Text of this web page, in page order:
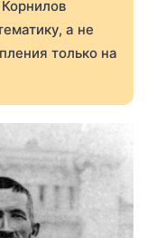
а не
только на